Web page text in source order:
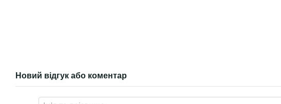
Новий відгук або коментар